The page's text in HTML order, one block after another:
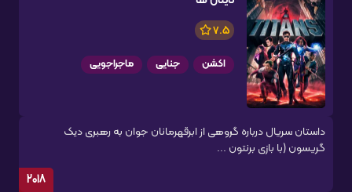
7.5
اکشن جنایی ماجراجویی
داستان سریال درباره گروهی از ابرقهرمانان جوان به رهبری دیک
گریسون (با بازی برنتون ...
2018